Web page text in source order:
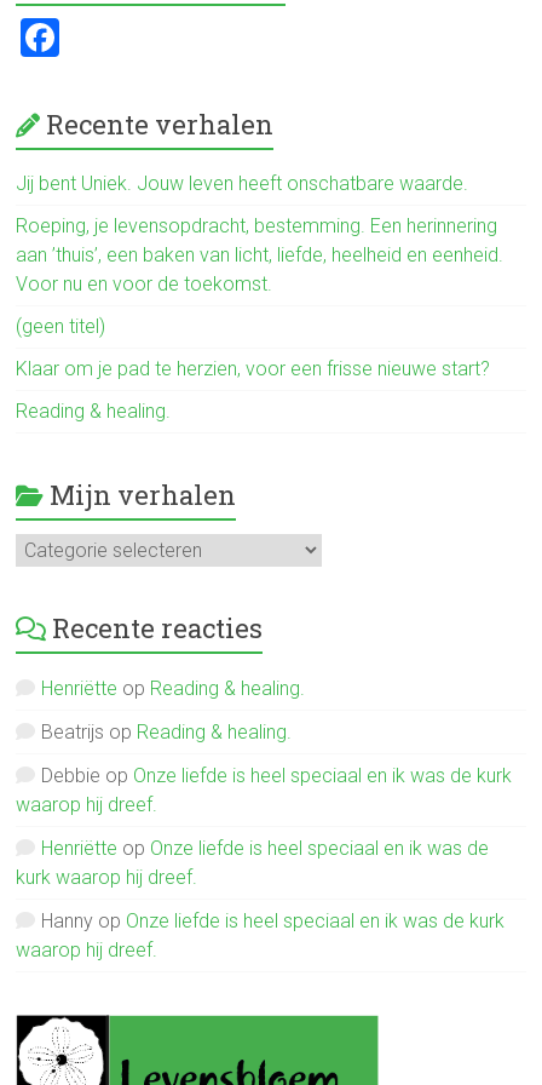
ce
b
o
ok
Recente verhalen
Jij bent Uniek. Jouw leven heeft onschatbare waarde.
Roeping, je levensopdracht, bestemming. Een herinnering
aan ’thuis’, een baken van licht, liefde, heelheid en eenheid.
Voor nu en voor de toekomst.
(geen titel)
Klaar om je pad te herzien, voor een frisse nieuwe start?
Reading & healing.
Mijn verhalen
Mijn
verhalen
Recente reacties
Henriëtte op Reading & healing.
Beatrijs op Reading & healing.
Debbie op Onze liefde is heel speciaal en ik was de kurk
waarop hij dreef.
Henriëtte op Onze liefde is heel speciaal en ik was de
kurk waarop hij dreef.
Hanny op Onze liefde is heel speciaal en ik was de kurk
waarop hij dreef.